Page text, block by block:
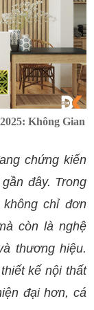
Không Gian
chứng kiến
đây. Trong
không chỉ đơn
còn là nghệ
thương hiệu.
kế nội thất
đại hơn, cá